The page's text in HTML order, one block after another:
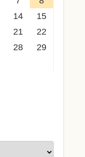
14
15
21
22
28
29